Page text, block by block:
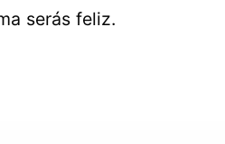
serás feliz.